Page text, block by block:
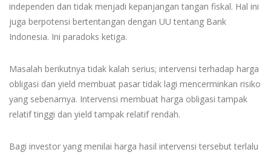
independen dan tidak menjadi kepanjangan tangan fiskal. Hal ini
juga berpotensi bertentangan dengan UU tentang Bank
Indonesia. Ini paradoks ketiga.
Masalah berikutnya tidak kalah serius; intervensi terhadap harga
obligasi dan yield membuat pasar tidak lagi mencerminkan risiko
yang sebenarnya. Intervensi membuat harga obligasi tampak
relatif tinggi dan yield tampak relatif rendah.
Bagi investor yang menilai harga hasil intervensi tersebut terlalu